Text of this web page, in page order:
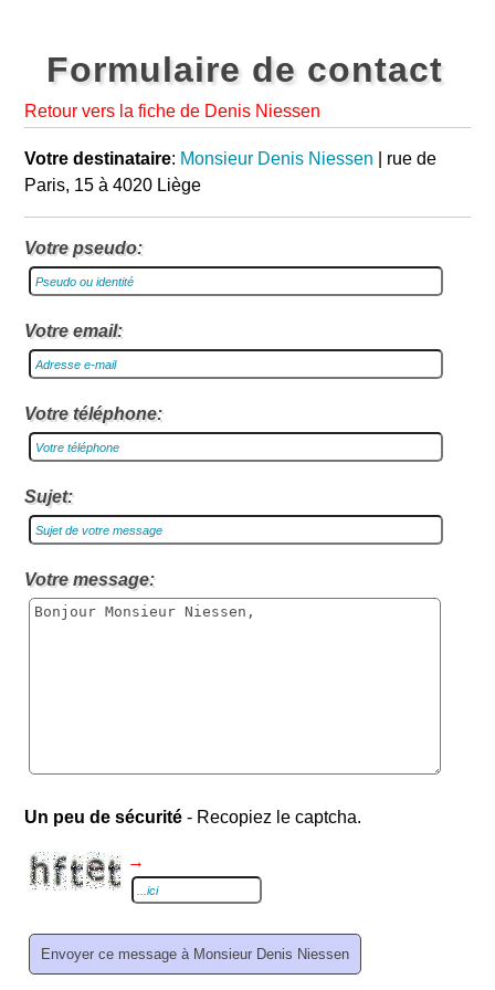
Formulaire de contact
Retour vers la fiche de Denis Niessen
Votre destinataire: Monsieur Denis Niessen | rue de
Paris, 15 à 4020 Liège
Votre pseudo:
Votre email:
Votre téléphone:
Sujet:
Votre message:
Un peu de sécurité - Recopiez le captcha.
→